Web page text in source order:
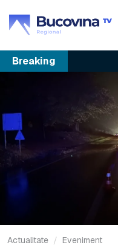
Breaking
Actualitate Eveniment